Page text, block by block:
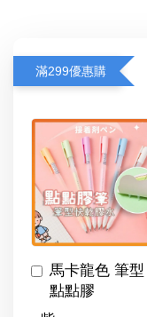
滿299優惠購
馬卡龍色 筆型
點點膠